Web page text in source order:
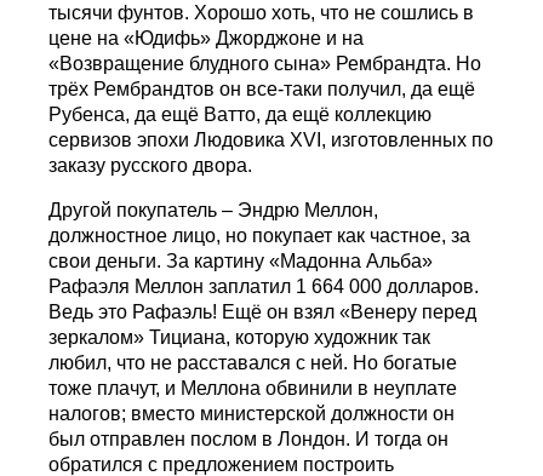
тысячи фунтов. Хорошо хоть, что не сошлись в
цене на «Юдифь» Джорджоне и на
«Возвращение блудного сына» Рембрандта. Но
трёх Рембрандтов он все-таки получил, да ещё
Рубенса, да ещё Ватто, да ещё коллекцию
сервизов эпохи Людовика XVI, изготовленных по
заказу русского двора.
Другой покупатель – Эндрю Меллон,
должностное лицо, но покупает как частное, за
свои деньги. За картину «Мадонна Альба»
Рафаэля Меллон заплатил 1 664 000 долларов.
Ведь это Рафаэль! Ещё он взял «Венеру перед
зеркалом» Тициана, которую художник так
любил, что не расставался с ней. Но богатые
тоже плачут, и Меллона обвинили в неуплате
налогов; вместо министерской должности он
был отправлен послом в Лондон. И тогда он
обратился с предложением построить